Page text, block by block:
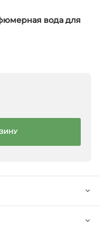
вода для